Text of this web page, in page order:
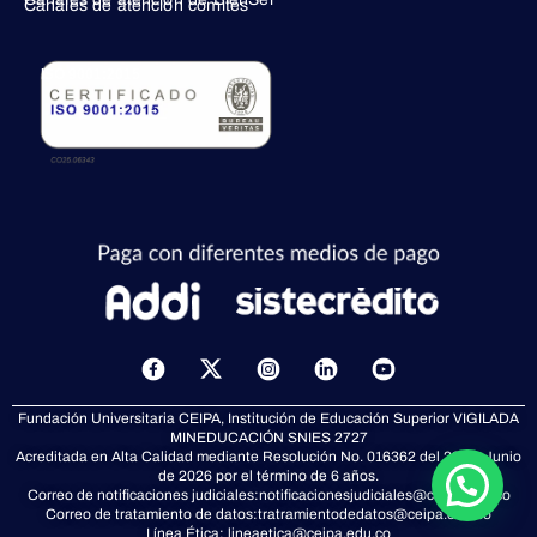
Canales de atención comités
ISO 9001:2015
X
-
t
w
i
t
t
e
Fundación Universitaria CEIPA, Institución de Educación Superior VIGILADA
MINEDUCACIÓN SNIES 2727
Acreditada en Alta Calidad mediante Resolución No. 016362 del 23 de Junio
de 2026 por el término de 6 años.
Correo de notificaciones judiciales:notificacionesjudiciales@ceipa.edu.co
Correo de tratamiento de datos:tratramientodedatos@ceipa.edu.co
Línea Ética: lineaetica@ceipa.edu.co